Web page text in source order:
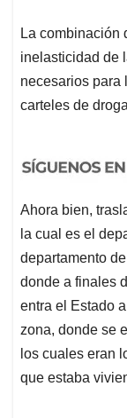
La combinación
inelasticidad de
necesarios para
carteles de
Ahora bien,
la cual es el
departamento
donde a finales
entra el Estado
zona, donde se
los cuales eran
que estaba